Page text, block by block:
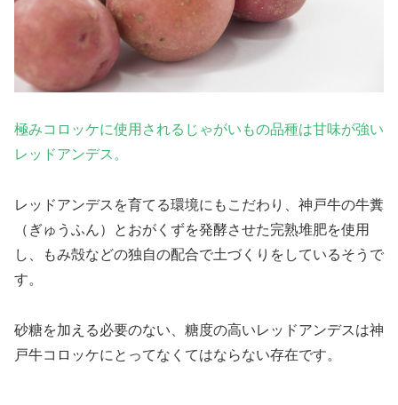
極みコロッケに使用されるじゃがいもの品種は甘味が強い
レッドアンデス。
レッドアンデスを育てる環境にもこだわり、神戸牛の牛糞
（ぎゅうふん）とおがくずを発酵させた完熟堆肥を使用
し、もみ殻などの独自の配合で土づくりをしているそうで
す。
砂糖を加える必要のない、糖度の高いレッドアンデスは神
戸牛コロッケにとってなくてはならない存在です。